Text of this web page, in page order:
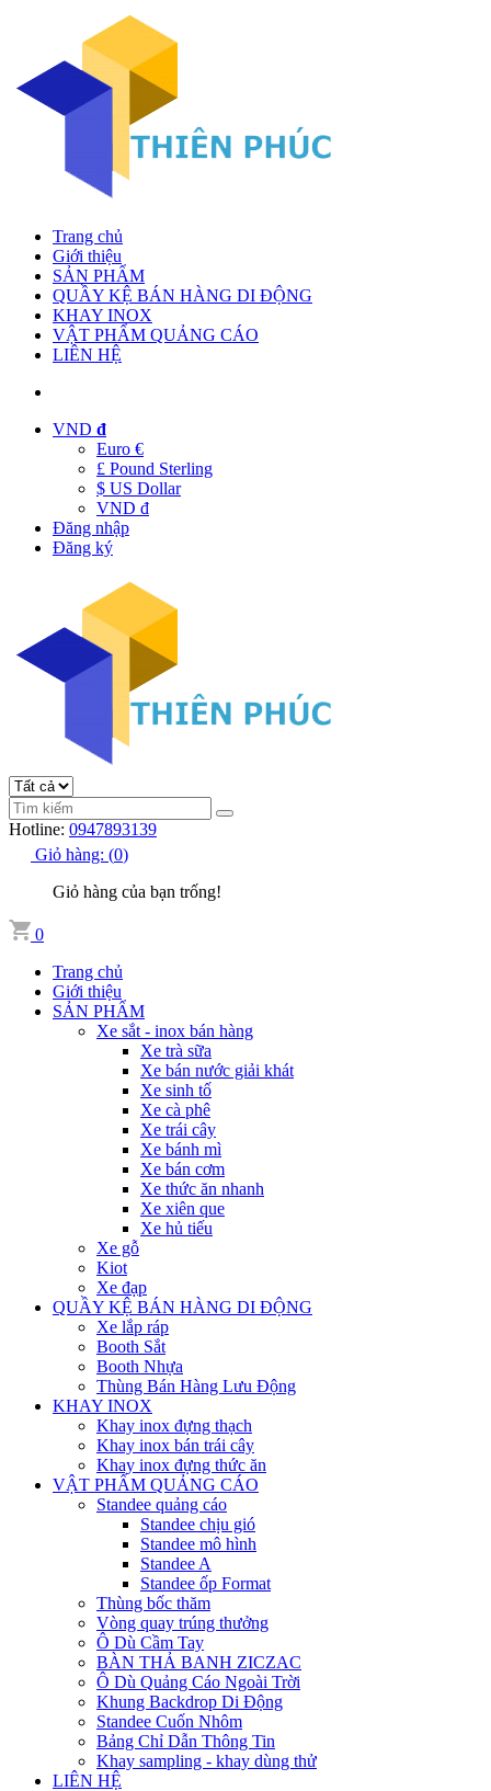
Trang chủ
Giới thiệu
SẢN PHẨM
QUẦY KỆ BÁN HÀNG DI ĐỘNG
KHAY INOX
VẬT PHẨM QUẢNG CÁO
LIÊN HỆ
VND đ
Euro €
£ Pound Sterling
$ US Dollar
VND đ
Đăng nhập
Đăng ký
Hotline: 0947893139
Giỏ hàng: (0)
Giỏ hàng của bạn trống!
0
Trang chủ
Giới thiệu
SẢN PHẨM
Xe sắt - inox bán hàng
Xe trà sữa
Xe bán nước giải khát
Xe sinh tố
Xe cà phê
Xe trái cây
Xe bánh mì
Xe bán cơm
Xe thức ăn nhanh
Xe xiên que
Xe hủ tiếu
Xe gỗ
Kiot
Xe đạp
QUẦY KỆ BÁN HÀNG DI ĐỘNG
Xe lắp ráp
Booth Sắt
Booth Nhựa
Thùng Bán Hàng Lưu Động
KHAY INOX
Khay inox đựng thạch
Khay inox bán trái cây
Khay inox đựng thức ăn
VẬT PHẨM QUẢNG CÁO
Standee quảng cáo
Standee chịu gió
Standee mô hình
Standee A
Standee ốp Format
Thùng bốc thăm
Vòng quay trúng thưởng
Ô Dù Cầm Tay
BÀN THẢ BANH ZICZAC
Ô Dù Quảng Cáo Ngoài Trời
Khung Backdrop Di Động
Standee Cuốn Nhôm
Bảng Chỉ Dẫn Thông Tin
Khay sampling - khay dùng thử
LIÊN HỆ